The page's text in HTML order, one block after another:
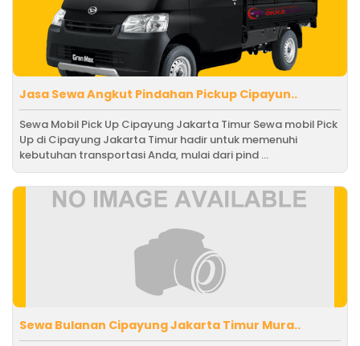
Jasa Sewa Angkut Pindahan Pickup Cipayun..
Sewa Mobil Pick Up Cipayung Jakarta Timur Sewa mobil Pick
Up di Cipayung Jakarta Timur hadir untuk memenuhi
kebutuhan transportasi Anda, mulai dari pind ...
Sewa Bulanan Cipayung Jakarta Timur Mura..